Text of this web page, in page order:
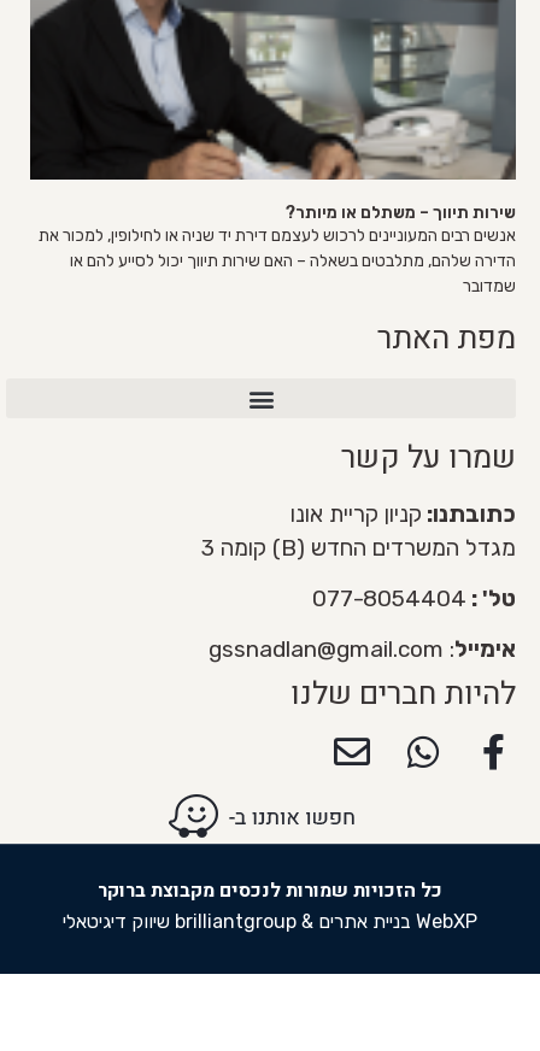
שירות תיווך – משתלם או מיותר?
אנשים רבים המעוניינים לרכוש לעצמם דירת יד שניה או לחילופין, למכור את
הדירה שלהם, מתלבטים בשאלה – האם שירות תיווך יכול לסייע להם או
שמדובר
מפת האתר
שמרו על קשר
כתובתנו: קניון קריית אונו
מגדל המשרדים החדש (B) קומה 3
טל' : 077-8054404
אימייל:
gssnadlan@gmail.com
להיות חברים שלנו
כל הזכויות שמורות לנכסים מקבוצת ברוקר
WebXP בניית אתרים & brilliantgroup שיווק דיגיטאלי